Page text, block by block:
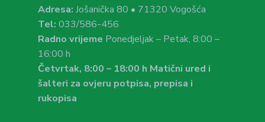
Adresa: Jošanička 80 • 71320 Vogošća
Tel: 033/586-456
Radno vrijeme Ponedjeljak – Petak, 8:00 –
16:00 h
Četvrtak, 8:00 – 18:00 h Matični ured i
šalteri za ovjeru potpisa, prepisa i
rukopisa